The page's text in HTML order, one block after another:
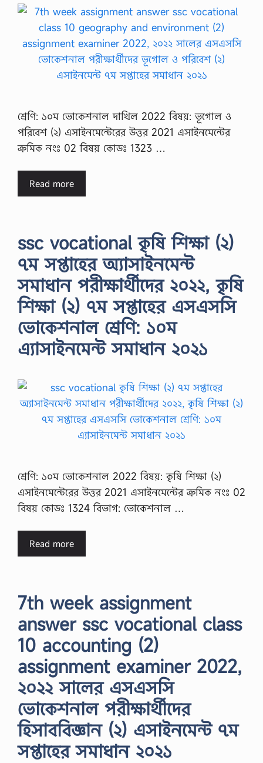
শ্রেণি: ১০ম ভোকেশনাল দাখিল 2022 বিষয়: ভূগোল ও
পরিবেশ (২) এসাইনমেন্টেরের উত্তর 2021 এসাইনমেন্টের
ক্রমিক নংঃ 02 বিষয় কোডঃ 1323 …
Read more
ssc vocational কৃষি শিক্ষা (২)
৭ম সপ্তাহের অ্যাসাইনমেন্ট
সমাধান পরীক্ষার্থীদের ২০২২, কৃষি
শিক্ষা (২) ৭ম সপ্তাহের এসএসসি
ভোকেশনাল শ্রেণি: ১০ম
এ্যাসাইনমেন্ট সমাধান ২০২১
শ্রেণি: ১০ম ভোকেশনাল 2022 বিষয়: কৃষি শিক্ষা (২)
এসাইনমেন্টেরের উত্তর 2021 এসাইনমেন্টের ক্রমিক নংঃ 02
বিষয় কোডঃ 1324 বিভাগ: ভোকেশনাল …
Read more
7th week assignment
answer ssc vocational class
10 accounting (2)
assignment examiner 2022,
২০২২ সালের এসএসসি
ভোকেশনাল পরীক্ষার্থীদের
হিসাববিজ্ঞান (২) এসাইনমেন্ট ৭ম
সপ্তাহের সমাধান ২০২১